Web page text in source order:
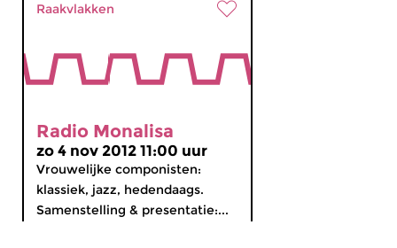
Raakvlakken
Radio Monalisa
zo 4 nov 2012 11:00 uur
Vrouwelijke componisten:
klassiek, jazz, hedendaags.
Samenstelling & presentatie:...